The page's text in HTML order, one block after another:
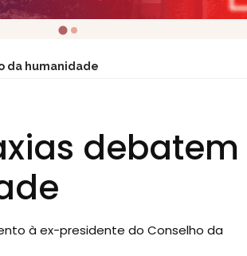
da humanidade
debatem
à ex-presidente do Conselho da